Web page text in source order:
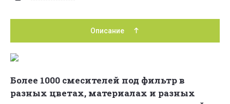
Описание
Более 1000 смесителей под фильтр в
разных цветах, материалах и разных